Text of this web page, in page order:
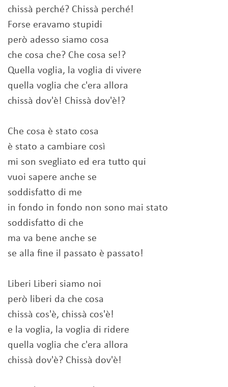
chissà perché? Chissà perché!
Forse eravamo stupidi
però adesso siamo cosa
che cosa che? Che cosa se!?
Quella voglia, la voglia di vivere
quella voglia che c'era allora
chissà dov'è! Chissà dov'è!?
Che cosa è stato cosa
è stato a cambiare così
mi son svegliato ed era tutto qui
vuoi sapere anche se
soddisfatto di me
in fondo in fondo non sono mai stato
soddisfatto di che
ma va bene anche se
se alla fine il passato è passato!
Liberi Liberi siamo noi
però liberi da che cosa
chissà cos'è, chissà cos'è!
e la voglia, la voglia di ridere
quella voglia che c'era allora
chissà dov'è? Chissà dov'è!